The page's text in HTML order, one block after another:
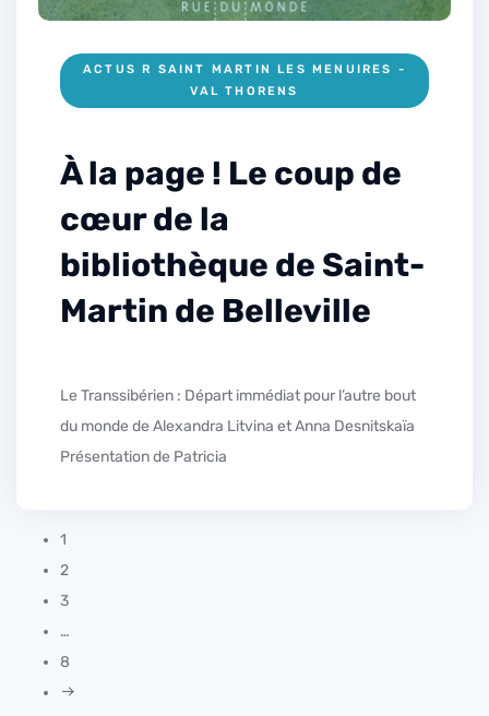
ACTUS R SAINT MARTIN LES MENUIRES -
VAL THORENS
À la page ! Le coup de
cœur de la
bibliothèque de Saint-
Martin de Belleville
Le Transsibérien : Départ immédiat pour l’autre bout
du monde de Alexandra Litvina et Anna Desnitskaïa
Présentation de Patricia
1
2
3
…
8